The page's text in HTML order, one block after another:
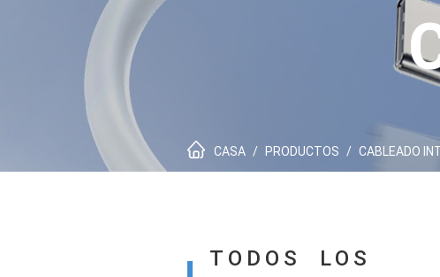
CASA / PRODUCTOS / CABLEADO
TODOS LOS